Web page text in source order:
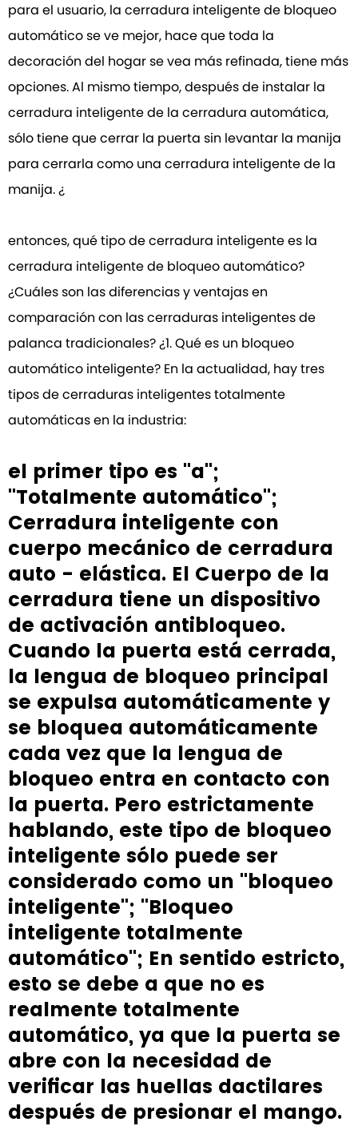
para el usuario, la cerradura inteligente de bloqueo
automático se ve mejor, hace que toda la
decoración del hogar se vea más refinada, tiene más
opciones. Al mismo tiempo, después de instalar la
cerradura inteligente de la cerradura automática,
sólo tiene que cerrar la puerta sin levantar la manija
para cerrarla como una cerradura inteligente de la
manija. ¿
entonces, qué tipo de cerradura inteligente es la
cerradura inteligente de bloqueo automático?
¿Cuáles son las diferencias y ventajas en
comparación con las cerraduras inteligentes de
palanca tradicionales? ¿1. Qué es un bloqueo
automático inteligente? En la actualidad, hay tres
tipos de cerraduras inteligentes totalmente
automáticas en la industria:
el primer tipo es "a";
"Totalmente automático";
Cerradura inteligente con
cuerpo mecánico de cerradura
auto - elástica. El Cuerpo de la
cerradura tiene un dispositivo
de activación antibloqueo.
Cuando la puerta está cerrada,
la lengua de bloqueo principal
se expulsa automáticamente y
se bloquea automáticamente
cada vez que la lengua de
bloqueo entra en contacto con
la puerta. Pero estrictamente
hablando, este tipo de bloqueo
inteligente sólo puede ser
considerado como un "bloqueo
inteligente"; "Bloqueo
inteligente totalmente
automático"; En sentido estricto,
esto se debe a que no es
realmente totalmente
automático, ya que la puerta se
abre con la necesidad de
verificar las huellas dactilares
después de presionar el mango.